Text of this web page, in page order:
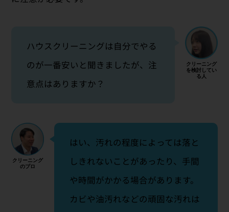
ハウスクリーニングは自分でやる
のが一番安いと聞きましたが、注
意点はありますか？
はい、汚れの程度によっては落と
しきれないことがあったり、手間
や時間がかかる場合があります。
カビや油汚れなどの頑固な汚れは